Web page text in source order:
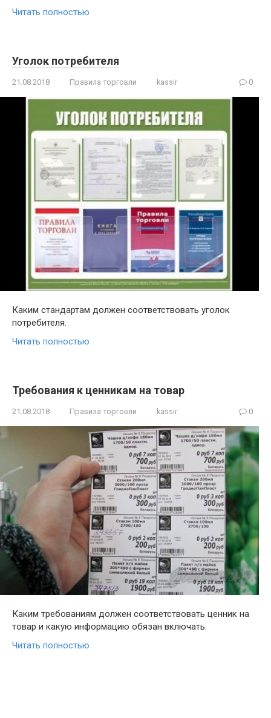
Читать полностью
Уголок потребителя
21.08.2018 Правила торговли kassir 0
Каким стандартам должен соответствовать уголок
потребителя.
Читать полностью
Требования к ценникам на товар
21.08.2018 Правила торговли kassir 0
Каким требованиям должен соответствовать ценник на
товар и какую информацию обязан включать.
Читать полностью